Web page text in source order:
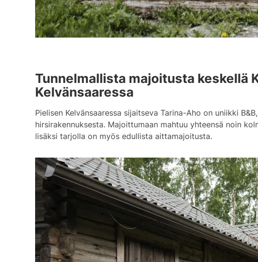
Tunnelmallista majoitusta keskellä
Kelvänsaaressa
Pie­li­sen Kel­vän­saa­res­sa si­jait­se­va Ta­ri­na-Aho on uniik­ki
hir­si­ra­ken­nuk­ses­ta. Ma­joit­tu­maan mah­tuu yh­teen­sä noin
li­säk­si tar­jol­la on myös edul­lis­ta ait­ta­ma­joi­tus­ta.